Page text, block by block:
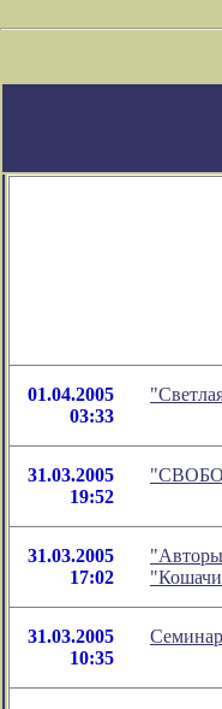
01.04.2005
03:33
31.03.2005
19:52
31.03.2005
17:02
31.03.2005
10:35